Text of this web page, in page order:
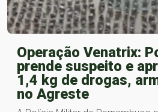
Operação Venatrix:
prende suspeito e
1,4 kg de drogas,
no Agreste